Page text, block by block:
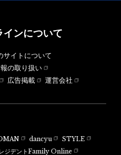
インについて
サイトについて
の取り扱い
広告掲載
運営会社
dancyu
STYLE
ジデントFamily Online